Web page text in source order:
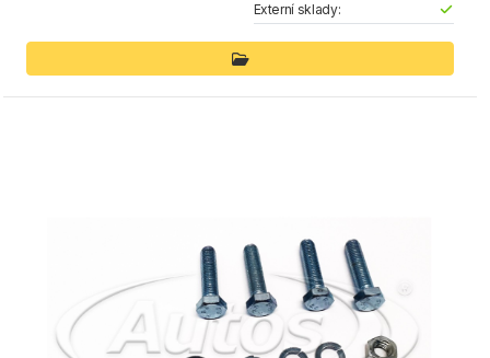
Externí sklady: